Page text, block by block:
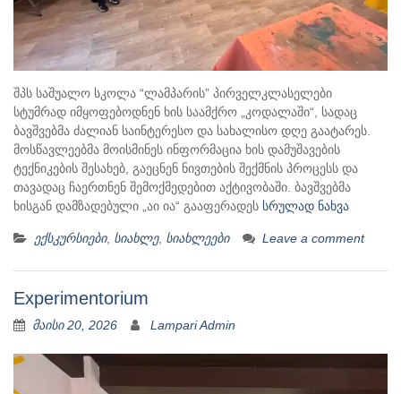
შპს საშუალო სკოლა “ლამპარის” პირველკლასელები
სტუმრად იმყოფებოდნენ ხის საამქრო „კოდალაში“, სადაც
ბავშვებმა ძალიან საინტერესო და სახალისო დღე გაატარეს.
მოსწავლეებმა მოისმინეს ინფორმაცია ხის დამუშავების
ტექნიკების შესახებ, გაეცნენ ნივთების შექმნის პროცესს და
თავადაც ჩაერთნენ შემოქმედებით აქტივობაში. ბავშვებმა
ხისგან დამზადებული „აი ია“ გააფერადეს სრულად ნახვა
ექსკურსიები, სიახლე, სიახლეები Leave a comment
Experimentorium
მაისი 20, 2026 Lampari Admin